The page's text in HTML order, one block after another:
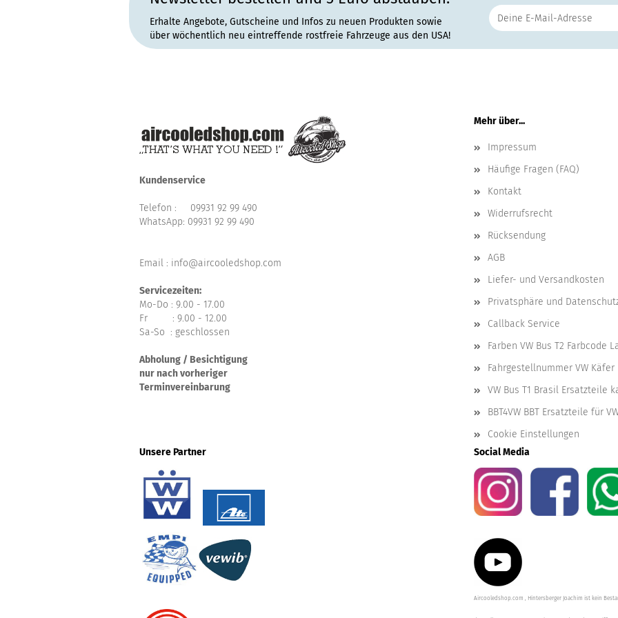
Erhalte Angebote, Gutscheine und Infos zu neuen Produkten sowie
über wöchentlich neu eintreffende rostfreie Fahrzeuge aus den USA!
Kundenservice
Telefon : 09931 92 99 490
WhatsApp: 09931 92 99 490
Email : info@aircooledshop.com
Servicezeiten:
Mo-Do : 9.00 - 17.00
Fr : 9.00 - 12.00
Sa-So : geschlossen
Abholung / Besichtigung
nur nach vorheriger
Terminvereinbarung
Mehr über...
Impressum
Häufige Fragen (FAQ)
Kontakt
Widerrufsrecht
Rücksendung
AGB
Liefer- und Versandkosten
Privatsphäre und
Callback Service
Farben VW Bus T2 Farbcode
Fahrgestellnummer VW Käfer
VW Bus T1 Brasil Ersatzteile
BBT4VW BBT Ersatzteile für
Cookie Einstellungen
Unsere Partner
Social Media
Aircooledshop.com , Hintersberger Joachim ist kein